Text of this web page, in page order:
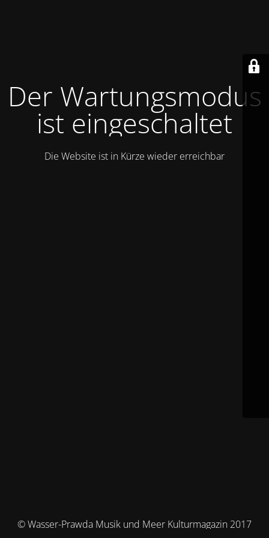
Der Wartungsmodus
ist eingeschaltet
Die Website ist in Kürze wieder erreichbar
© Wasser-Prawda Musik und Meer Kulturmagazin 2017